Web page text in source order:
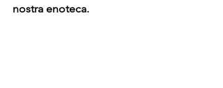
nostra enoteca.